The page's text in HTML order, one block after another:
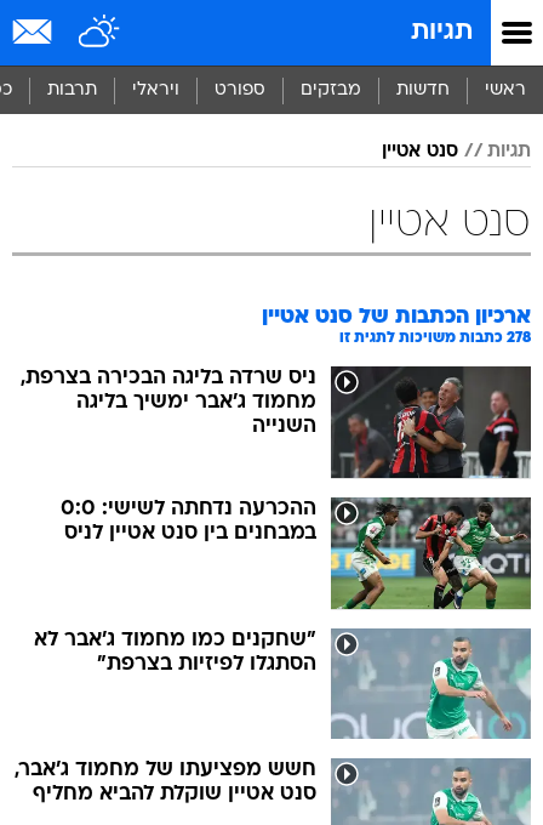
תגיות
ראשי חדשות מבזקים ספורט ויראלי תרבות
תגיות סנט אטיין
סנט אטיין
ארכיון הכתבות של סנט אטיין
278 כתבות משויכות לתגית זו
ניס שרדה בליגה הבכירה בצרפת,
מחמוד ג'אבר ימשיך בליגה
השנייה
ההכרעה נדחתה לשישי: 0:0
במבחנים בין סנט אטיין לניס
"שחקנים כמו מחמוד ג'אבר לא
הסתגלו לפיזיות בצרפת"
חשש מפציעתו של מחמוד ג'אבר,
סנט אטיין שוקלת להביא מחליף